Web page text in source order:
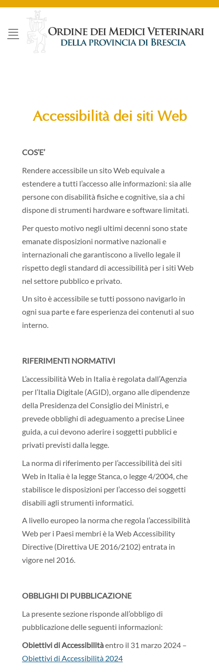
Salta
contenuti
Accessibilità dei siti Web
COS’E’
Rendere accessibile un sito Web equivale a
estendere a tutti l’accesso alle informazioni: sia alle
persone con disabilità fisiche e cognitive, sia a chi
dispone di strumenti hardware e software limitati.
Per questo motivo negli ultimi decenni sono state
emanate disposizioni normative nazionali e
internazionali che garantiscono a livello legale il
rispetto degli standard di accessibilità per i siti Web
nel settore pubblico e privato.
Un sito è accessibile se tutti possono navigarlo in
ogni sua parte e fare esperienza dei contenuti al suo
interno.
RIFERIMENTI NORMATIVI
L’accessibilità Web in Italia è regolata dall’Agenzia
per l’Italia Digitale (AGID), organo alle dipendenze
della Presidenza del Consiglio dei Ministri, e
prevede obblighi di adeguamento a precise Linee
guida, a cui devono aderire i soggetti pubblici e
privati previsti dalla legge.
La norma di riferimento per l’accessibilità dei siti
Web in Italia è la legge Stanca, o legge 4/2004, che
stabilisce le disposizioni per l’accesso dei soggetti
disabili agli strumenti informatici.
A livello europeo la norma che regola l’accessibilità
Web per i Paesi membri è la Web Accessibility
Directive (Direttiva UE 2016/2102) entrata in
vigore nel 2016.
OBBLIGHI DI PUBBLICAZIONE
La presente sezione risponde all’obbligo di
pubblicazione delle seguenti informazioni:
Obiettivi di Accessibilitàentro il 31 marzo 2024 –
Obiettivi di Accessibilità 2024